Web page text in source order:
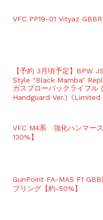
VFC PP19-01 Vityaz
【予約 3月頃予定】BPW
Style "Black Mamba"
ガスブローバックライフル
Handguard Ver.)《Limited
VFC M4系 強化ハンマー
130%】
GunPoint FA-MAS F1
プリング【約-50%】